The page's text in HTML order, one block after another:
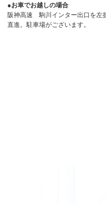
●お車でお越しの場合
阪神高速 駒川インター出口を左
直進。駐車場がございます。